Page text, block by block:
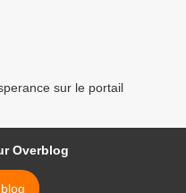
sur le portail
Overblog